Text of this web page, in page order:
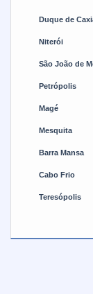
qualidade e
garantir que
Duque de
Niterói
São João de
Petrópolis
Magé
Mesquita
Barra Mansa
Cabo Frio
Teresópolis